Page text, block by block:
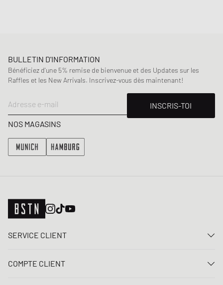
BULLETIN D'INFORMATION
Bénéficiez d'une 5% remise de bienvenue et des Updates sur les
Raffles et les New Arrivals. Inscrivez-vous dès maintenant!
Adresse e-mail
INSCRIS-TOI
NOS MAGASINS
SERVICE CLIENT
FAQ
COMPTE CLIENT